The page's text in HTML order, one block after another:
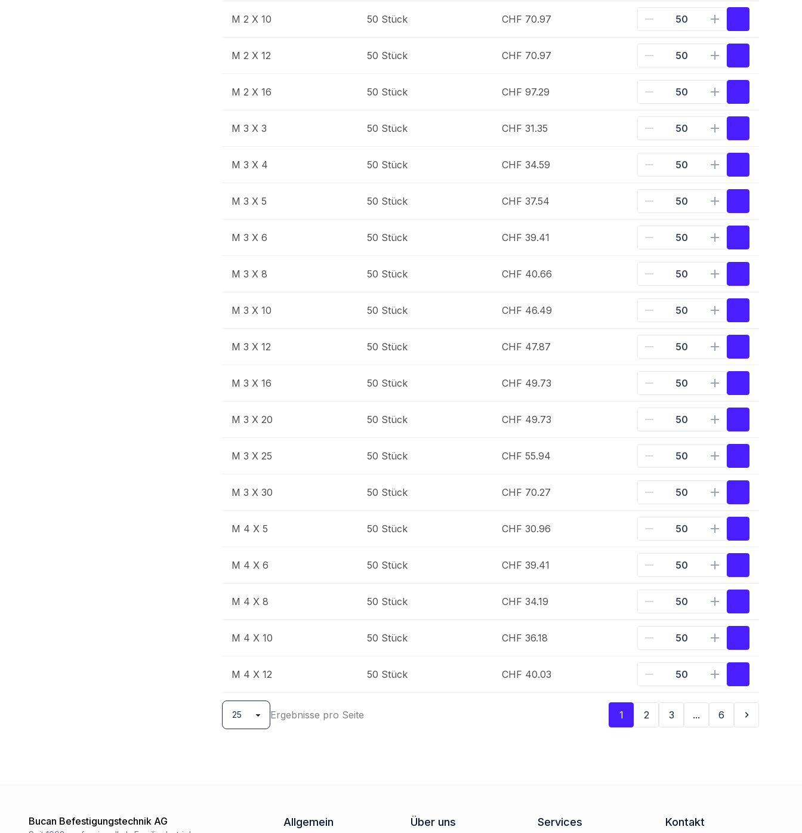
M 2 X 10 50 Stück CHF 70.97
M 2 X 12 50 Stück CHF 70.97
M 2 X 16 50 Stück CHF 97.29
M 3 X 3 50 Stück CHF 31.35
M 3 X 4 50 Stück CHF 34.59
M 3 X 5 50 Stück CHF 37.54
M 3 X 6 50 Stück CHF 39.41
M 3 X 8 50 Stück CHF 40.66
M 3 X 10 50 Stück CHF 46.49
M 3 X 12 50 Stück CHF 47.87
M 3 X 16 50 Stück CHF 49.73
M 3 X 20 50 Stück CHF 49.73
M 3 X 25 50 Stück CHF 55.94
M 3 X 30 50 Stück CHF 70.27
M 4 X 5 50 Stück CHF 30.96
M 4 X 6 50 Stück CHF 39.41
M 4 X 8 50 Stück CHF 34.19
M 4 X 10 50 Stück CHF 36.18
M 4 X 12 50 Stück CHF 40.03
Ergebnisse pro Seite 1 2 3 ... 6
Bucan Befestigungstechnik AG Allgemein Über uns Services Kontakt